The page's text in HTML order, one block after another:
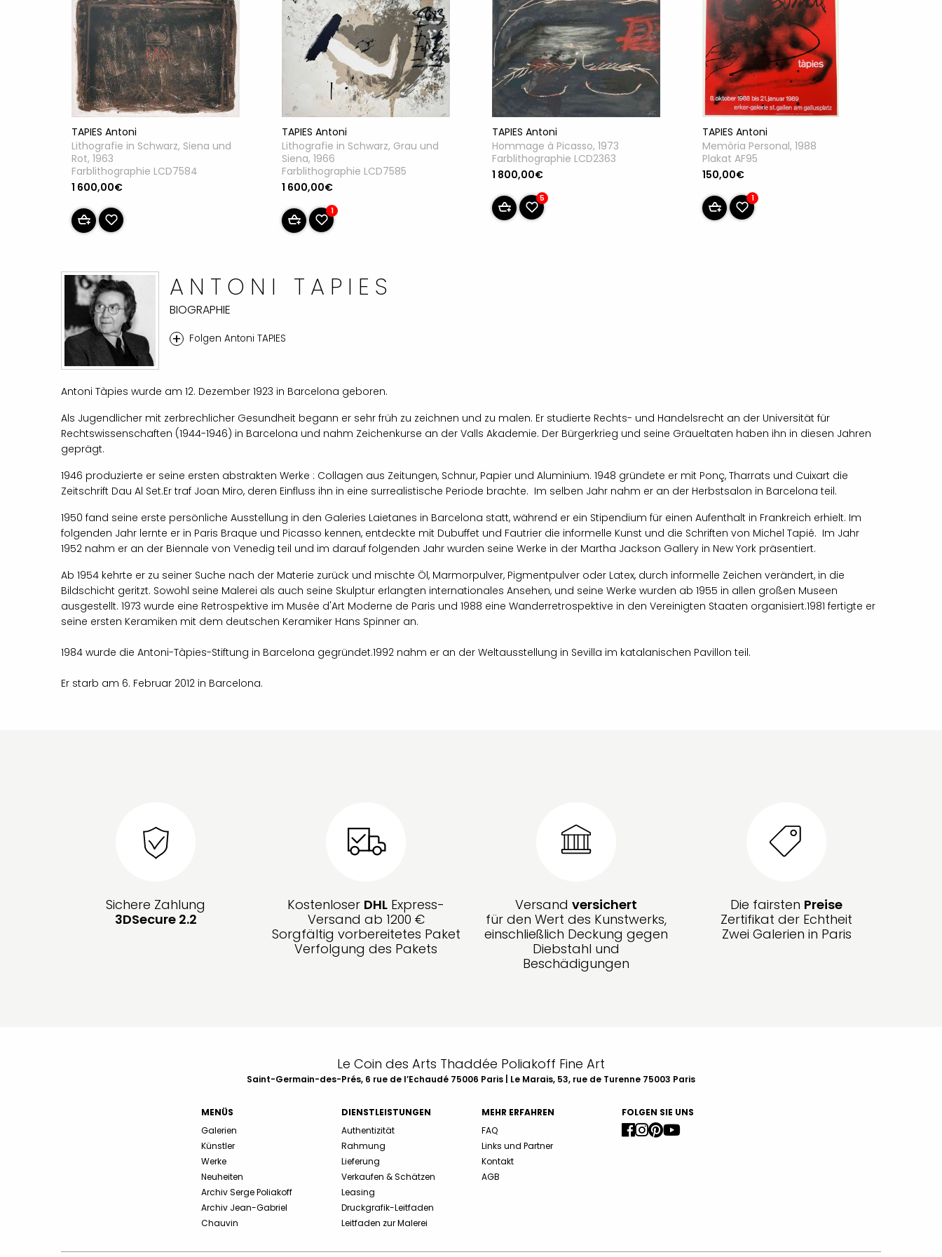
TAPIES Antoni
Lithografie in Schwarz, Siena und
Rot, 1963
Farblithographie LCD7584
1 600,00€
TAPIES Antoni
Lithografie in Schwarz, Grau und
Siena, 1966
Farblithographie LCD7585
1 600,00€
1
TAPIES Antoni
Hommage à Picasso, 1973
Farblithographie LCD2363
1 800,00€
5
TAPIES Antoni
Memòria Personal, 1988
Plakat AF95
150,00€
1
ANTONI TAPIES
BIOGRAPHIE
+ Folgen Antoni TAPIES
Antoni Tàpies wurde am 12. Dezember 1923 in Barcelona geboren.
Als Jugendlicher mit zerbrechlicher Gesundheit begann er sehr früh zu zeichnen und zu malen. Er studierte Rechts- und Handelsrecht an der Universität für
Rechtswissenschaften (1944-1946) in Barcelona und nahm Zeichenkurse an der Valls Akademie. Der Bürgerkrieg und seine Gräueltaten haben ihn in diesen Jahren
geprägt.
1946 produzierte er seine ersten abstrakten Werke : Collagen aus Zeitungen, Schnur, Papier und Aluminium. 1948 gründete er mit Ponç, Tharrats und Cuixart die
Zeitschrift Dau Al Set.Er traf Joan Miro, deren Einfluss ihn in eine surrealistische Periode brachte. Im selben Jahr nahm er an der Herbstsalon in Barcelona teil.
1950 fand seine erste persönliche Ausstellung in den Galeries Laietanes in Barcelona statt, während er ein Stipendium für einen Aufenthalt in Frankreich erhielt. Im
folgenden Jahr lernte er in Paris Braque und Picasso kennen, entdeckte mit Dubuffet und Fautrier die informelle Kunst und die Schriften von Michel Tapié. Im Jahr
1952 nahm er an der Biennale von Venedig teil und im darauf folgenden Jahr wurden seine Werke in der Martha Jackson Gallery in New York präsentiert.
Ab 1954 kehrte er zu seiner Suche nach der Materie zurück und mischte Öl, Marmorpulver, Pigmentpulver oder Latex, durch informelle Zeichen verändert, in die
Bildschicht geritzt. Sowohl seine Malerei als auch seine Skulptur erlangten internationales Ansehen, und seine Werke wurden ab 1955 in allen großen Museen
ausgestellt. 1973 wurde eine Retrospektive im Musée d'Art Moderne de Paris und 1988 eine Wanderretrospektive in den Vereinigten Staaten organisiert.1981 fertigte er
seine ersten Keramiken mit dem deutschen Keramiker Hans Spinner an.
1984 wurde die Antoni-Tàpies-Stiftung in Barcelona gegründet.1992 nahm er an der Weltausstellung in Sevilla im katalanischen Pavillon teil.
Er starb am 6. Februar 2012 in Barcelona.
Sichere Zahlung
3DSecure 2.2
Kostenloser DHL Express-
Versand ab 1200 €
Sorgfältig vorbereitetes Paket
Verfolgung des Pakets
Versand versichert
für den Wert des Kunstwerks,
einschließlich Deckung gegen
Diebstahl und
Beschädigungen
Die fairsten Preise
Zertifikat der Echtheit
Zwei Galerien in Paris
Le Coin des Arts Thaddée Poliakoff Fine Art
Saint-Germain-des-Prés, 6 rue de l’Echaudé 75006 Paris | Le Marais, 53, rue de Turenne 75003 Paris
MENÜS
Galerien
Künstler
Werke
Neuheiten
Archiv Serge Poliakoff
Archiv Jean-Gabriel
Chauvin
DIENSTLEISTUNGEN
Authentizität
Rahmung
Lieferung
Verkaufen & Schätzen
Leasing
Druckgrafik-Leitfaden
Leitfaden zur Malerei
MEHR ERFAHREN
FAQ
Links und Partner
Kontakt
AGB
FOLGEN SIE UNS